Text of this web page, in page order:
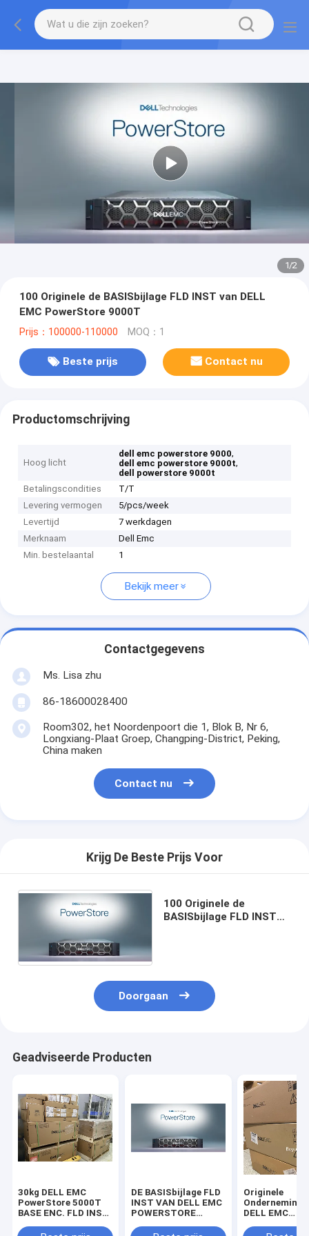
1/2
100 Originele de BASISbijlage FLD INST van DELL
EMC PowerStore 9000T
Prijs：100000-110000 MOQ：1
Beste prijs Contact nu
Productomschrijving
Hoog licht
dell emc powerstore 9000,
dell emc powerstore 9000t,
dell powerstore 9000t
Betalingscondities
T/T
Levering vermogen
5/pcs/week
Levertijd
7 werkdagen
Merknaam
Dell Emc
Min. bestelaantal
1
Bekijk meer
Contactgegevens
Ms. Lisa zhu
86-18600028400
Room302, het Noordenpoort die 1, Blok B, Nr 6,
Longxiang-Plaat Groep, Changping-District, Peking,
China maken
Contact nu
Krijg De Beste Prijs Voor
100 Originele de
BASISbijlage FLD INST
Doorgaan
Geadviseerde Producten
30kg DELL EMC
PowerStore 5000T
BASE ENC. FLD INST
DE BASISbijlage FLD
INST VAN DELL EMC
POWERSTORE
Originele
DELL EMC
12*3.84T